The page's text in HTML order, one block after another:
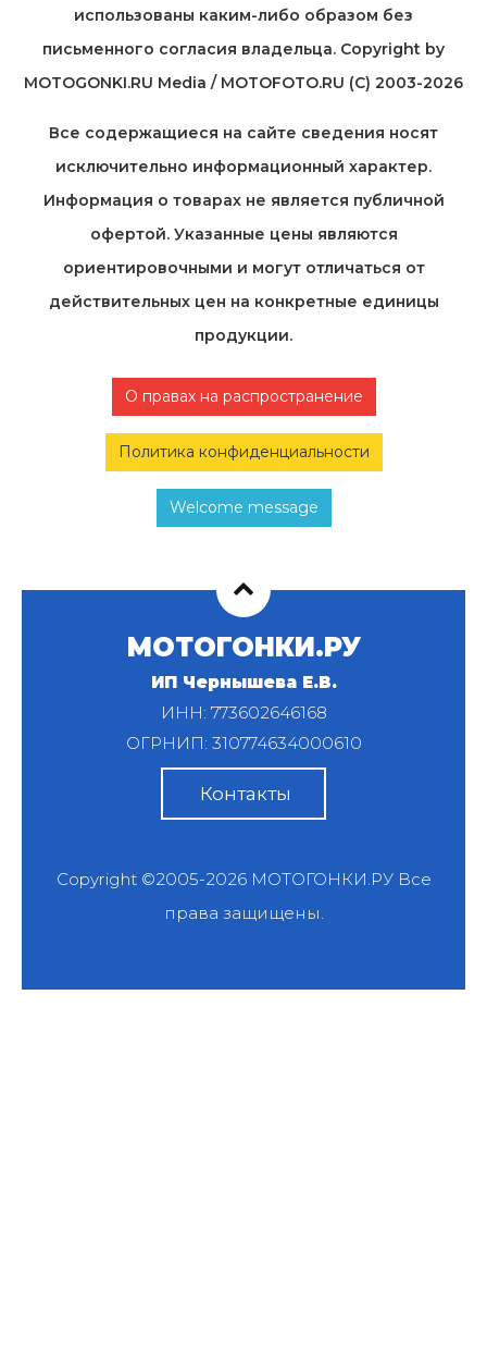
использованы каким-либо образом без
письменного согласия владельца. Copyright by
MOTOGONKI.RU Media / MOTOFOTO.RU (C) 2003-2026
Все содержащиеся на cайте сведения носят
исключительно информационный характер.
Информация о товарах не является публичной
офертой. Указанные цены являются
ориентировочными и могут отличаться от
действительных цен на конкретные единицы
продукции.
О правах на распространение
Политика конфиденциальности
Welcome message
МОТОГОНКИ.РУ
ИП Чернышева Е.В.
ИНН: 773602646168
ОГРНИП: 310774634000610
Контакты
Copyright ©2005-2026 МОТОГОНКИ.РУВсе
права защищены.